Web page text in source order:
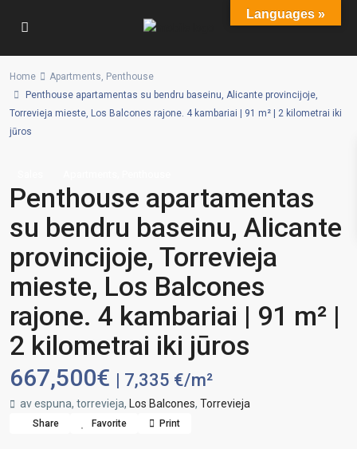
Home Apartments, Penthouse
Penthouse apartamentas su bendru baseinu, Alicante provincijoje,
Torrevieja mieste, Los Balcones rajone. 4 kambariai | 91 m² | 2 kilometrai iki
jūros
Penthouse apartamentas
su bendru baseinu, Alicante
provincijoje, Torrevieja
mieste, Los Balcones
rajone. 4 kambariai | 91 m² |
2 kilometrai iki jūros
667,500€ | 7,335 €/m²
av espuna, torrevieja, Los Balcones, Torrevieja
Share Favorite Print
Languages »